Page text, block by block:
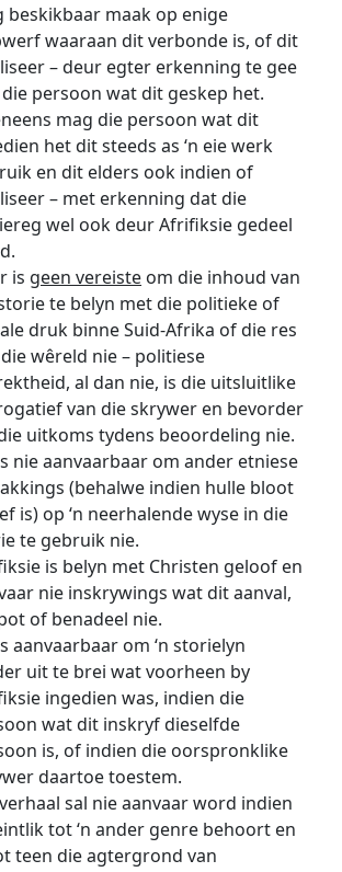
beskikbaar maak op enige
waaraan dit verbonde is, of dit
– deur egter erkenning te gee
persoon wat dit geskep het.
mag die persoon wat dit
het dit steeds as ‘n eie werk
en dit elders ook indien of
– met erkenning dat die
wel ook deur Afrifiksie gedeel
is geen vereiste om die inhoud van
te belyn met die politieke of
druk binne Suid-Afrika of die res
wêreld nie – politiese
al dan nie, is die uitsluitlike
van die skrywer en bevorder
uitkoms tydens beoordeling nie.
nie aanvaarbaar om ander etniese
(behalwe indien hulle bloot
is) op ‘n neerhalende wyse in die
te gebruik nie.
is belyn met Christen geloof en
nie inskrywings wat dit aanval,
of benadeel nie.
aanvaarbaar om ‘n storielyn
uit te brei wat voorheen by
ingedien was, indien die
wat dit inskryf dieselfde
is, of indien die oorspronklike
daartoe toestem.
sal nie aanvaar word indien
tot ‘n ander genre behoort en
teen die agtergrond van